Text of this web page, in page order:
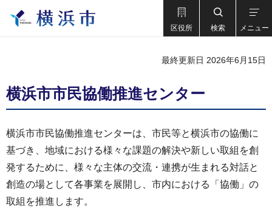
区役所 検索 メニュー
最終更新日 2026年6月15日
横浜市市民協働推進センター
横浜市市民協働推進センターは、市民等と横浜市の協働に
基づき、地域における様々な課題の解決や新しい取組を創
発するために、様々な主体の交流・連携が生まれる対話と
創造の場として各事業を展開し、市内における「協働」の
取組を推進します。